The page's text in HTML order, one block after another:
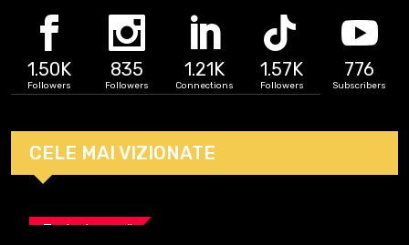
1.50K
Followers
835
Followers
1.21K
Connections
1.57K
Followers
776
Subscribers
CELE MAI VIZIONATE
Tenis de masă